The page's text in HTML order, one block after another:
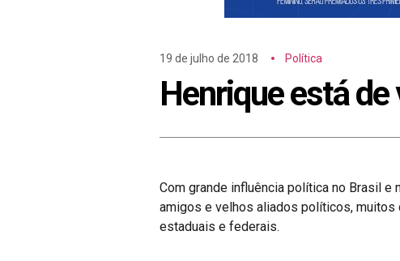
19 de julho de 2018 Política
Henrique está de
Com grande influência política no Brasil
amigos e velhos aliados políticos, muitos
estaduais e federais.